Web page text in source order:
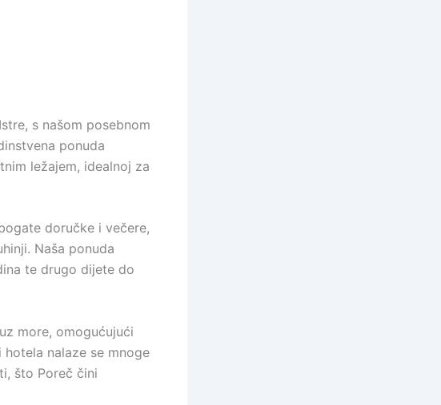
s našom posebnom
ponuda
ležajem, idealnoj za
doručke i večere,
Naša ponuda
te drugo dijete do
more, omogućujući
nalaze se mnoge
što Poreč čini